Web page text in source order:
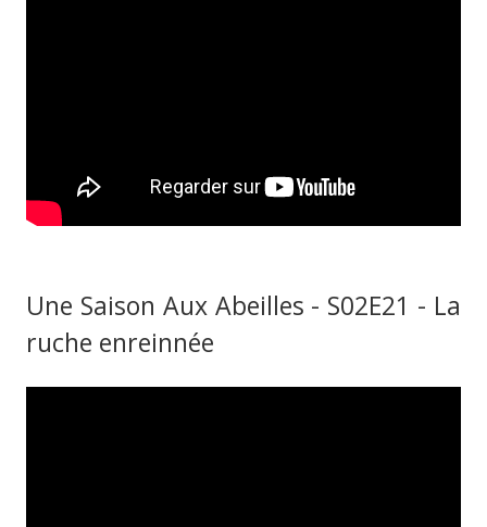
Une Saison Aux Abeilles - S02E21 - La
ruche enreinnée